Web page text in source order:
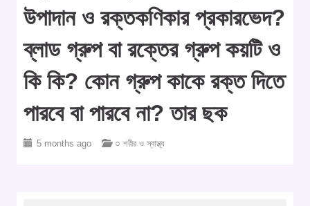
উপাদান ও রক্তকণিকার প্রকারভেদ?
ব্লাড গ্রুপ বা রক্তের গ্রুপ কয়টি ও
কি কি? কোন গ্রুপ কাকে রক্ত দিতে
পারবে বা পারবে না? তার ছক
5 months ago ○ শরীর ও স্বাস্থ্য